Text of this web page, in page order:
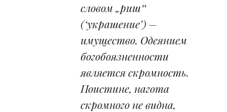
словом „риш‟
(‘украшение’) –
имущество. Одеянием
богобоязненности
является скромность.
Поистине, нагота
скромного не видна,